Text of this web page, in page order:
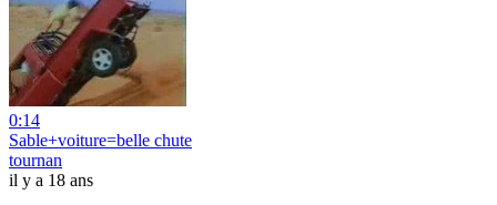
0:14
Sable+voiture=belle chute
tournan
il y a 18 ans